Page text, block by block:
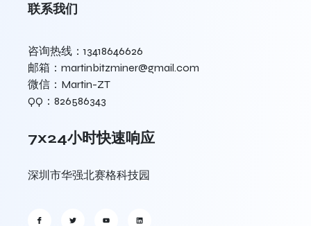
联系我们
咨询热线：13418646626
邮箱：martinbitzminer@gmail.com
微信：Martin-ZT
QQ：826586343
7x24小时快速响应
深圳市华强北赛格科技园